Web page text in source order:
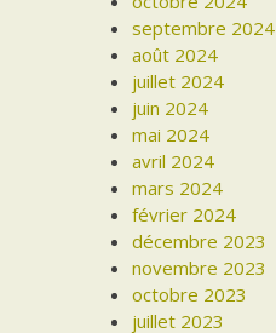
septembre 2024
août 2024
juillet 2024
juin 2024
mai 2024
avril 2024
mars 2024
février 2024
décembre 2023
novembre 2023
octobre 2023
juillet 2023